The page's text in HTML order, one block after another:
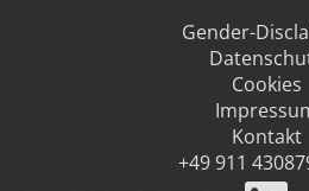
Gender-
Cookies
Kontakt
+49 911